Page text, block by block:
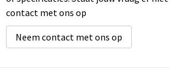
contact met ons op
Neem contact met ons op